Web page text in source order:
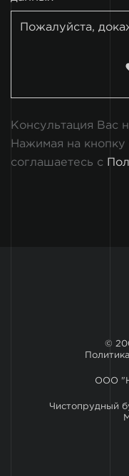
Пожалуйста,
Консультация Вас
Нажимая на кнопку
соглашаетесь с
©
ООО
Чистопрудный